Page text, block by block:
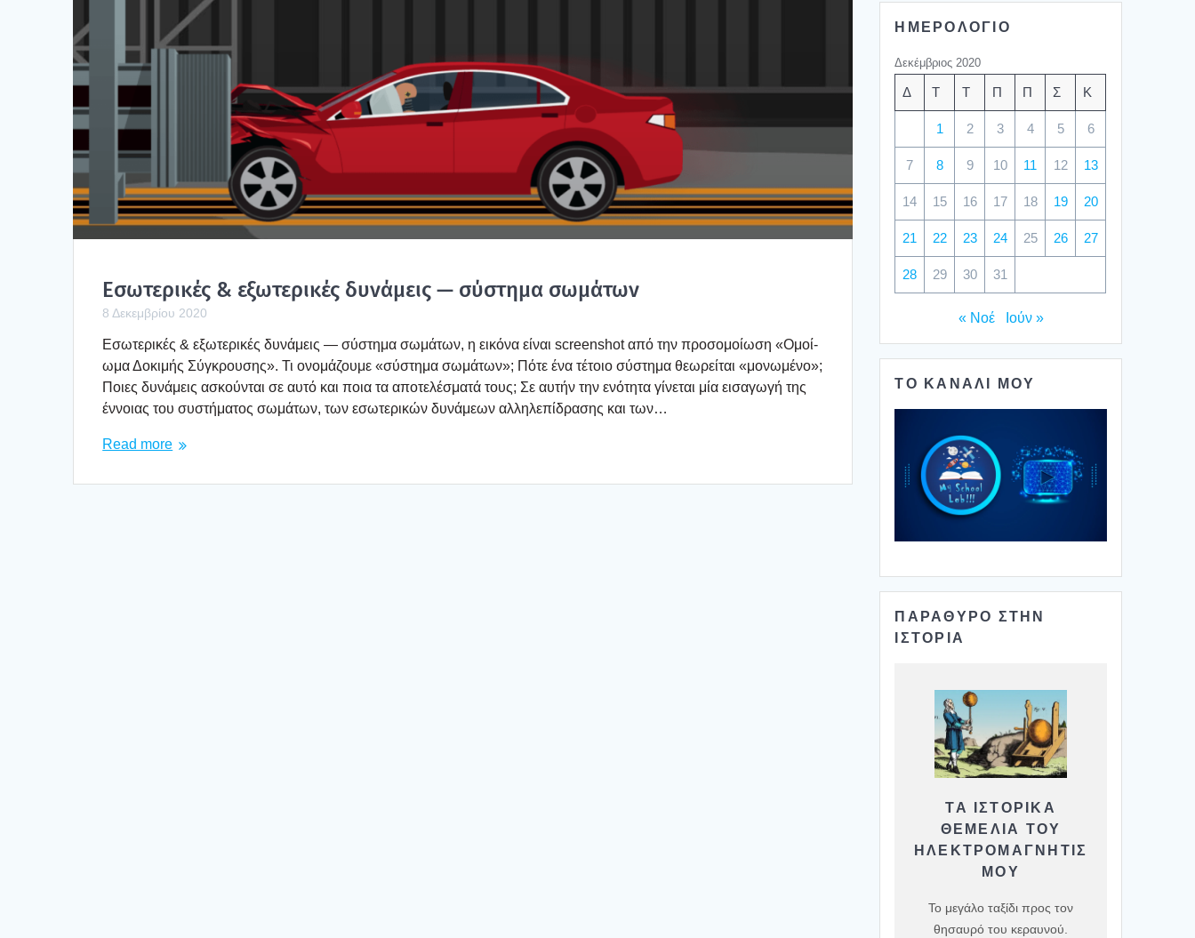
Εσω­τε­ρι­κές & εξω­τε­ρι­κές δυνά­μεις — σύστη­μα σωμά­των
8 Δεκεμβρίου 2020
Εσω­τε­ρι­κές & εξω­τε­ρι­κές δυνά­μεις — σύστη­μα σωμά­των, η εικό­να είναι screenshot από την προ­σο­μοί­ω­ση «Ομοί­
ω­μα Δοκι­μής Σύγκρου­σης». Τι ονο­μά­ζου­με «σύστη­μα σωμά­των»; Πότε ένα τέτοιο σύστη­μα θεω­ρεί­ται «μονω­μέ­νο»;
Ποιες δυνά­μεις ασκού­νται σε αυτό και ποια τα απο­τε­λέ­σμα­τά τους; Σε αυτήν την ενό­τη­τα γίνε­ται μία εισα­γω­γή της
έννοιας του συστή­μα­τος σωμά­των, των εσω­τε­ρι­κών δυνά­με­ων αλλη­λε­πί­δρα­σης και των…
Read more
ΗΜΕΡΟΛΟΓΙΟ
Δεκέμβριος 2020
Δ Τ Τ Π Π Σ Κ
1 2 3 4 5 6
7 8 9 10 11 12 13
14 15 16 17 18 19 20
21 22 23 24 25 26 27
28 29 30 31
« Νοέ Ιούν »
ΤΟ ΚΑΝΑΛΙ ΜΟΥ
ΠΑΡΑΘΥΡΟ ΣΤΗΝ
ΙΣΤΟΡΙΑ
ΤΑ ΙΣΤΟΡΙΚΆ
ΘΕΜΈΛΙΑ ΤΟΥ
ΗΛΕΚΤΡΟΜΑΓΝΗΤΙΣ
ΜΟΎ
Το μεγάλο ταξίδι προς τον
θησαυρό του κεραυνού.